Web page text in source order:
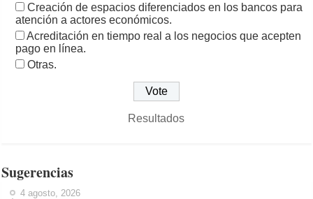
Creación de espacios diferenciados en los bancos para
atención a actores económicos.
Acreditación en tiempo real a los negocios que acepten
pago en línea.
Otras.
Resultados
Sugerencias
4 agosto, 2026